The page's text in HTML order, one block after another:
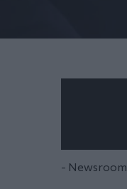
- Newsroom